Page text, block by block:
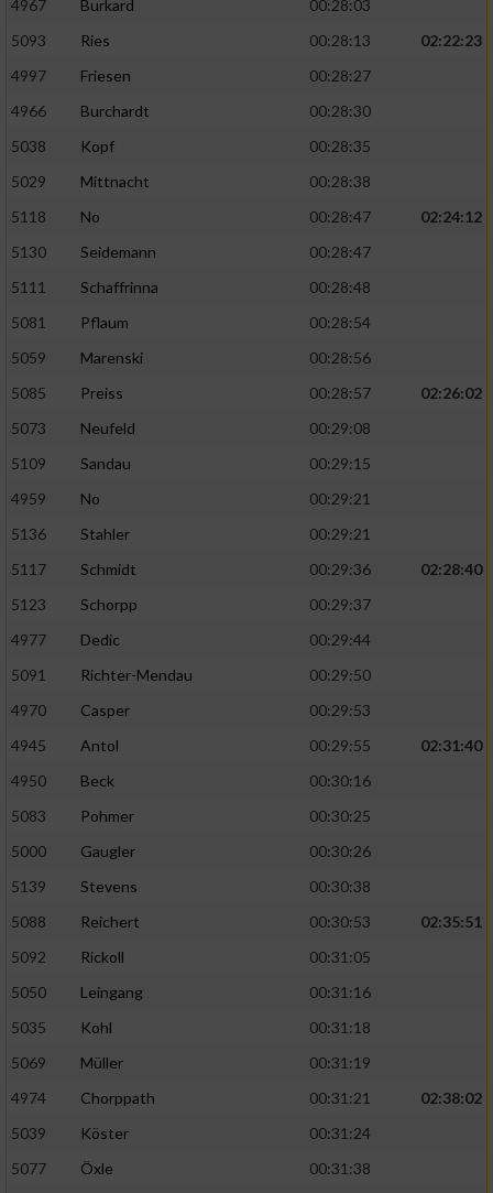
4967 Burkard
00:28:03
5093
Ries 00:28:13
02:22:23
4997
Friesen
00:28:27
4966
Burchardt
00:28:30
5038
Kopf
00:28:35
5029
Mittnacht
00:28:38
5118
No 00:28:47
02:24:12
5130
Seidemann
00:28:47
5111
Schaffrinna
00:28:48
5081
Pflaum
00:28:54
5059
Marenski
00:28:56
5085
Preiss 00:28:57
02:26:02
5073
Neufeld
00:29:08
5109
Sandau
00:29:15
4959
No
00:29:21
5136
Stahler
00:29:21
5117
Schmidt 00:29:36
02:28:40
5123
Schorpp
00:29:37
4977
Dedic
00:29:44
5091
Richter-Mendau
00:29:50
4970
Casper
00:29:53
4945
Antol 00:29:55
02:31:40
4950
Beck
00:30:16
5083
Pohmer
00:30:25
5000
Gaugler
00:30:26
5139
Stevens
00:30:38
5088
Reichert 00:30:53
02:35:51
5092
Rickoll
00:31:05
5050
Leingang
00:31:16
5035
Kohl
00:31:18
5069
Müller
00:31:19
4974
Chorppath 00:31:21
02:38:02
5039
Köster
00:31:24
5077
Öxle
00:31:38